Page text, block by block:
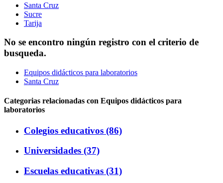
Santa Cruz
Sucre
Tarija
No se encontro ningún registro con el criterio de
busqueda.
Equipos didácticos para laboratorios
Santa Cruz
Categorias relacionadas con Equipos didácticos para
laboratorios
Colegios educativos (86)
Universidades (37)
Escuelas educativas (31)